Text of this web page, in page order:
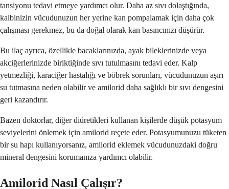
tansiyonu tedavi etmeye yardımcı olur. Daha az sıvı dolaştığında,
kalbinizin vücudunuzun her yerine kan pompalamak için daha çok
çalışması gerekmez, bu da doğal olarak kan basıncınızı düşürür.
Bu ilaç ayrıca, özellikle bacaklarınızda, ayak bileklerinizde veya
akciğerlerinizde biriktiğinde sıvı tutulmasını tedavi eder. Kalp
yetmezliği, karaciğer hastalığı ve böbrek sorunları, vücudunuzun aşırı
su tutmasına neden olabilir ve amilorid daha sağlıklı bir sıvı dengesini
geri kazandırır.
Bazen doktorlar, diğer diüretikleri kullanan kişilerde düşük potasyum
seviyelerini önlemek için amilorid reçete eder. Potasyumunuzu tüketen
bir su hapı kullanıyorsanız, amilorid eklemek vücudunuzdaki doğru
mineral dengesini korumanıza yardımcı olabilir.
Amilorid Nasıl Çalışır?